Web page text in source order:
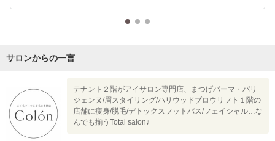
サロンからの一言
テナント２階がアイサロン専門店、まつげパーマ・パリ
ジェンヌ/眉スタイリング/ハリウッドブロウリフト１階の
店舗に痩身/脱毛/デトックスフットバス/フェイシャル…な
んでも揃うTotal salon♪